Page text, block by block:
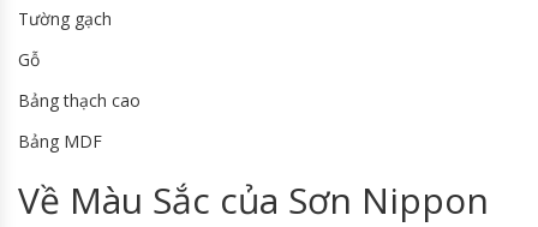
Tường gạch
Gỗ
Bảng thạch cao
Bảng MDF
Về Màu Sắc của Sơn Nippon